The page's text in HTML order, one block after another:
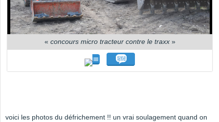
« concours micro tracteur contre le traxx»
voici les photos du défrichement !! un vrai soulagement quand on